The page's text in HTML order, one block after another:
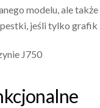
modelu, ale
jeśli tylko